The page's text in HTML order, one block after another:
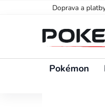
Doprava a
Pokémon